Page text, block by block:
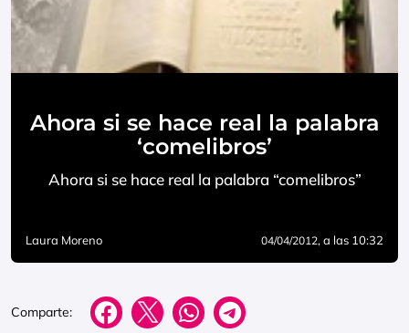
Ahora si se hace real la palabra
‘comelibros’
Ahora si se hace real la palabra “comelibros”
Laura Moreno 04/04/2012, a las 10:32
Comparte: